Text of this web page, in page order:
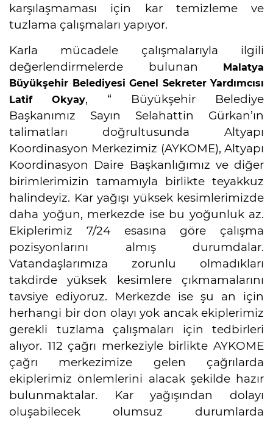
karşılaşmaması için kar temizleme ve
tuzlama çalışmaları yapıyor.
Karla mücadele çalışmalarıyla ilgili
değerlendirmelerde bulunan
Malatya
Büyükşehir Belediyesi Genel Sekreter Yardımcısı
Latif Okyay, “ Büyükşehir Belediye
Başkanımız Sayın Selahattin Gürkan’ın
talimatları doğrultusunda Altyapı
Koordinasyon Merkezimiz (AYKOME), Altyapı
Koordinasyon Daire Başkanlığımız ve diğer
birimlerimizin tamamıyla birlikte teyakkuz
halindeyiz. Kar yağışı yüksek kesimlerimizde
daha yoğun, merkezde ise bu yoğunluk az.
Ekiplerimiz 7/24 esasına göre çalışma
pozisyonlarını almış durumdalar.
Vatandaşlarımıza zorunlu olmadıkları
takdirde yüksek kesimlere çıkmamalarını
tavsiye ediyoruz. Merkezde ise şu an için
herhangi bir don olayı yok ancak ekiplerimiz
gerekli tuzlama çalışmaları için tedbirleri
alıyor. 112 çağrı merkeziyle birlikte AYKOME
çağrı merkezimize gelen çağrılarda
ekiplerimiz önlemlerini alacak şekilde hazır
bulunmaktalar. Kar yağışından dolayı
oluşabilecek olumsuz durumlarda